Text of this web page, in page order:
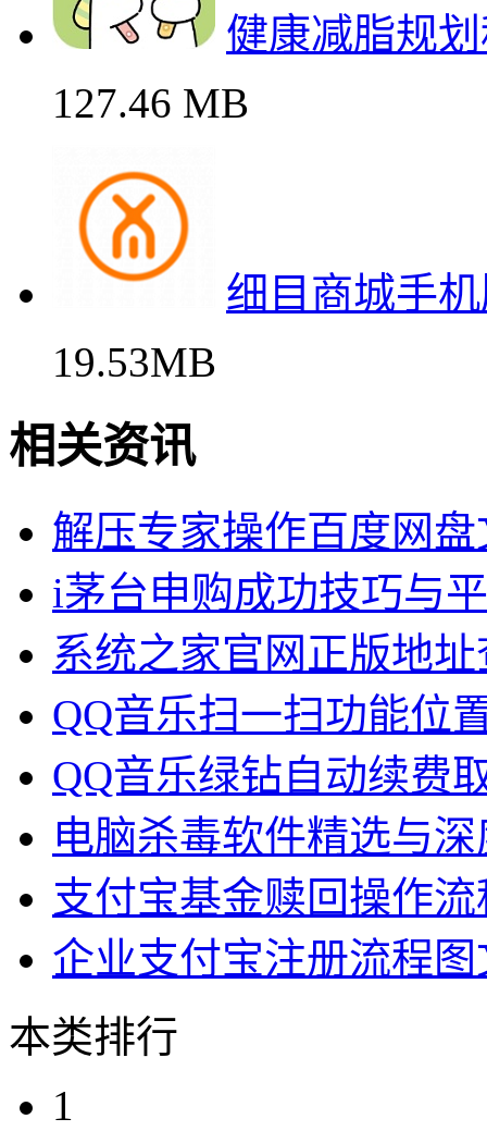
健康减脂规
127.46 MB
细目商城手
19.53MB
相关资讯
解压专家操作百度网
i茅台申购成功技巧与
系统之家官网正版地
QQ音乐扫一扫功能位
QQ音乐绿钻自动续费
电脑杀毒软件精选与
支付宝基金赎回操作
企业支付宝注册流程
本类排行
1